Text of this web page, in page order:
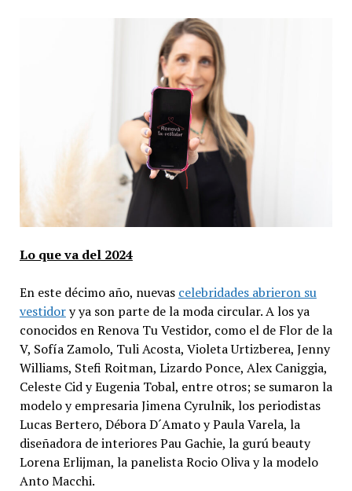
Lo que va del 2024
En este décimo año, nuevas celebridades abrieron su
vestidory ya son parte de la moda circular. A los ya
conocidos en Renova Tu Vestidor, como el de Flor de la
V, Sofía Zamolo, Tuli Acosta, Violeta Urtizberea, Jenny
Williams, Stefi Roitman, Lizardo Ponce, Alex Caniggia,
Celeste Cid y Eugenia Tobal, entre otros; se sumaron la
modelo y empresaria Jimena Cyrulnik, los periodistas
Lucas Bertero, Débora D´Amato y Paula Varela, la
diseñadora de interiores Pau Gachie, la gurú beauty
Lorena Erlijman, la panelista Rocio Oliva y la modelo
Anto Macchi.